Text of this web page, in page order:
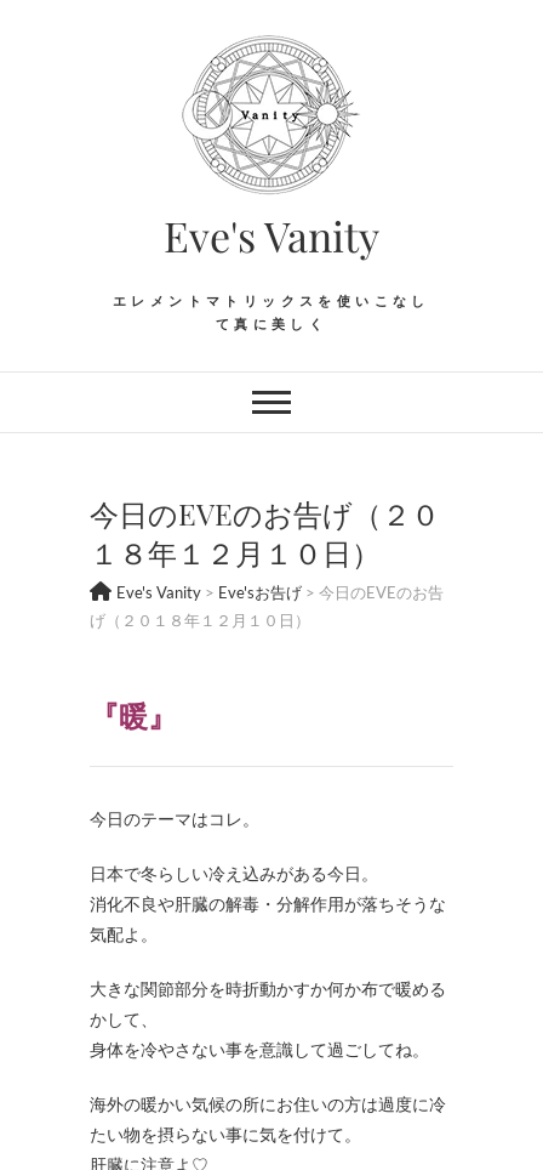
Eve's Vanity
エレメントマトリックスを使いこなし
て真に美しく
今日のEVEのお告げ（２０
１８年１２月１０日）
Eve's Vanity > Eve'sお告げ > 今日のEVEのお告
げ（２０１８年１２月１０日）
『暖』
今日のテーマはコレ。
日本で冬らしい冷え込みがある今日。
消化不良や肝臓の解毒・分解作用が落ちそうな
気配よ。
大きな関節部分を時折動かすか何か布で暖める
かして、
身体を冷やさない事を意識して過ごしてね。
海外の暖かい気候の所にお住いの方は過度に冷
たい物を摂らない事に気を付けて。
肝臓に注意よ♡